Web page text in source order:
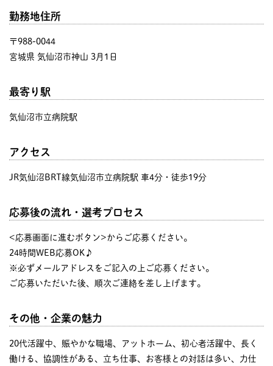
勤務地住所
〒988-0044
宮城県 気仙沼市神山 3月1日
最寄り駅
気仙沼市立病院駅
アクセス
JR気仙沼BRT線気仙沼市立病院駅 車4分・徒歩19分
応募後の流れ・選考プロセス
<応募画面に進むボタン>からご応募ください。
24時間WEB応募OK♪
※必ずメールアドレスをご記入の上ご応募ください。
ご応募いただいた後、順次ご連絡を差し上げます。
その他・企業の魅力
20代活躍中、賑やかな職場、アットホーム、初心者活躍中、長く
働ける、協調性がある、立ち仕事、お客様との対話は多い、力仕